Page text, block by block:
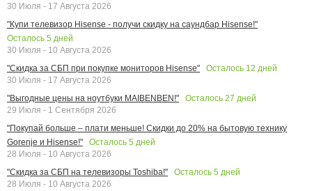
30 Июля - 17 Августа 2026
"Купи телевизор Hisense - получи скидку на саундбар Hisense!"
Осталось 5 дней
30 Июля - 10 Августа 2026
"Скидка за СБП при покупке мониторов Hisense"
Осталось 12 дней
30 Июля - 17 Августа 2026
"Выгодные цены на ноутбуки MAIBENBEN!"
Осталось 27 дней
29 Июля - 1 Сентября 2026
"Покупай больше – плати меньше! Скидки до 20% на бытовую технику
Gorenje и Hisense!"
Осталось 5 дней
28 Июля - 10 Августа 2026
"Скидка за СБП на телевизоры Toshiba!"
Осталось 5 дней
28 Июля - 10 Августа 2026